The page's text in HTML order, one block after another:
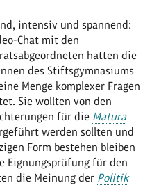
intensiv und spannend:
Chat mit den
hatten die
des Stiftsgymnasiums
Menge komplexer Fragen
Sie wollten von den
für die Matura
werden sollten und
Form bestehen bleiben
Eignungsprüfung für den
die Meinung der Politik